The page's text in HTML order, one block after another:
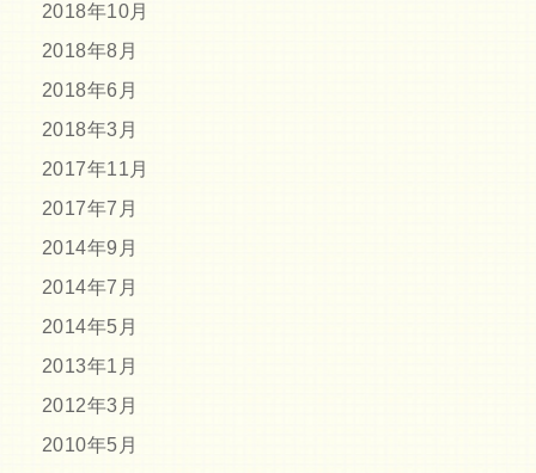
2018年10月
2018年8月
2018年6月
2018年3月
2017年11月
2017年7月
2014年9月
2014年7月
2014年5月
2013年1月
2012年3月
2010年5月